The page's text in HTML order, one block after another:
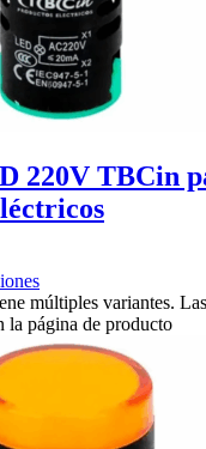
220V TBCin
múltiples variantes.
la página de producto